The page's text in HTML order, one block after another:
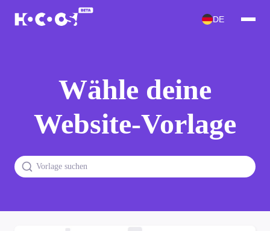
DE
Wähle deine
Website-Vorlage